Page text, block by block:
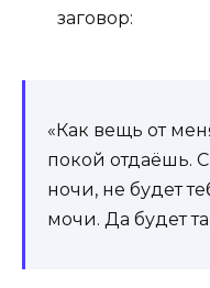
заговор:
«Как вещь от
покой отдаёшь.
ночи, не будет
мочи. Да будет